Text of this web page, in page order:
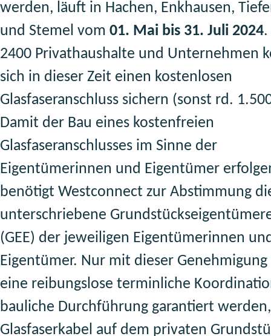
werden, läuft in Hachen, Enkhausen,
und Stemel vom 01. Mai bis 31. Juli 2024.
2400 Privathaushalte und Unternehmen
sich in dieser Zeit einen kostenlosen
Glasfaseranschluss sichern (sonst rd.
Damit der Bau eines kostenfreien
Glasfaseranschlusses im Sinne der
Eigentümerinnen und Eigentümer
benötigt Westconnect zur Abstimmung
unterschriebene
(GEE) der jeweiligen Eigentümerinnen
Eigentümer. Nur mit dieser Genehmigung
eine reibungslose terminliche
bauliche Durchführung garantiert
Glasfaserkabel auf dem privaten